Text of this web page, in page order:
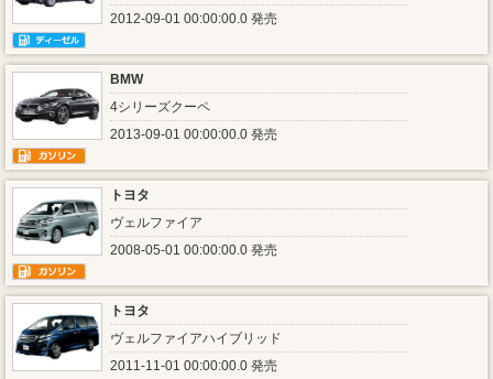
2012-09-01 00:00:00.0 発売
BMW
4シリーズクーペ
2013-09-01 00:00:00.0 発売
トヨタ
ヴェルファイア
2008-05-01 00:00:00.0 発売
トヨタ
ヴェルファイアハイブリッド
2011-11-01 00:00:00.0 発売